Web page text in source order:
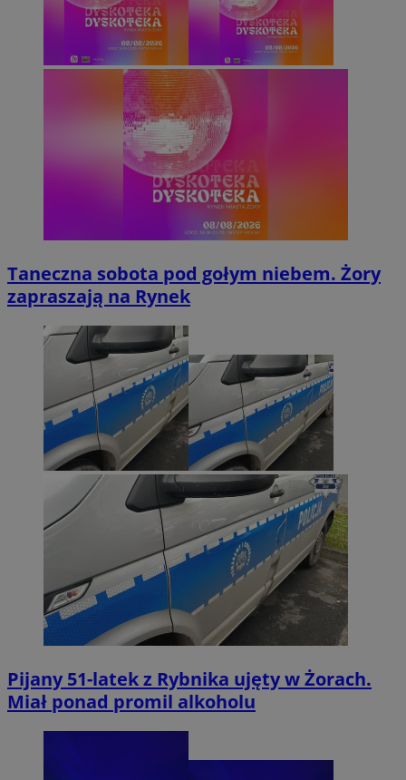
Taneczna sobota pod gołym niebem. Żory
zapraszają na Rynek
Pijany 51-latek z Rybnika ujęty w Żorach.
Miał ponad promil alkoholu